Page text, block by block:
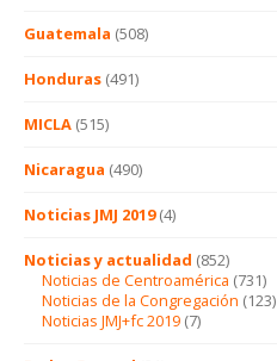
Guatemala (508)
Honduras (491)
MICLA (515)
Nicaragua (490)
Noticias JMJ 2019(4)
Noticias y actualidad (852)
Noticias de Centroamérica (731)
Noticias de la Congregación (123)
Noticias JMJ+fc 2019 (7)